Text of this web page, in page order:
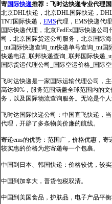
寄国际快递推荐： 飞时达快递专业代理
北京DHL快递，北京DHL国际快递，
TNT国际快递， EMS代理，EMS快递代
国际快递代理，北京FedEx国际快递公
司，北京国际货运公司服务，北京国际
_tnt国际快递查询_tnt快递单号查询_tnt
快递电话_联邦快递查询_联邦国际快递
国际货运代理公司_国际空运价格_国际
飞时达快递是一家国际运输代理公司，
高达80%，服务范围涵盖全球范围内的
务，以及国际物流查询服务。无论是个
飞时达国际快递公司：中国直飞快递，
代理，开辟了多条物美价廉的航线。
寄递ems的优势：范围广，价格优惠，
较实惠的价格为您寄递每一个包裹。
中国到日本、韩国快递：价格较优，较实
中国到加拿大，普货包税双清。
中国到美国食品，护肤品，电子产品平衡